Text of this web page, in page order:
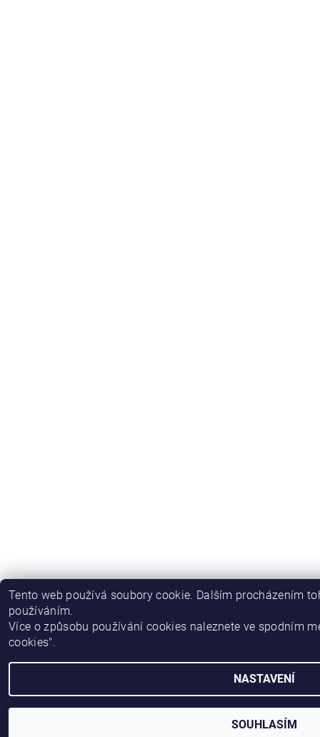
Tento web používá soubory cookie. Dalším procházením
používáním.
Více o způsobu používání cookies naleznete ve spodním
cookies".
NASTAVENÍ
SOUHLASÍM